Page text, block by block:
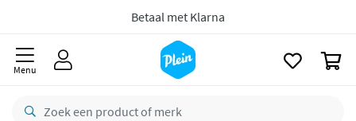
Betaal met Klarna
Menu